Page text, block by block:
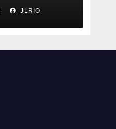
JLRIO